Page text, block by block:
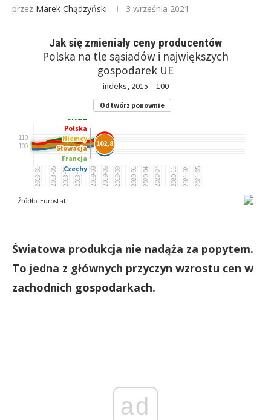
przez Marek Chądzyński 3 września 2021
Światowa produkcja nie nadąża za popytem.
To jedna z głównych przyczyn wzrostu cen w
zachodnich gospodarkach.
ad